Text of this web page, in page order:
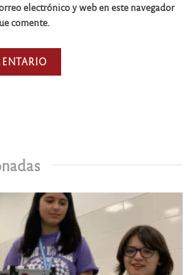
electrónico y web en este navegador
comente.